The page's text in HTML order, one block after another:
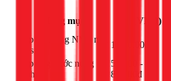
Hạng mục Giá (VNĐ)
Lắp hệ thống NVS nhà
vệ sinh
1.400.000đ
Lắp ống nước nóng
lạnh
50.000 -
80.000đ